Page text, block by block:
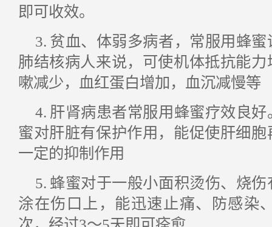
即可收效。
3. 贫血、体弱多病者，常服用蜂
肺结核病人来说，可使机体抵抗能
嗽减少，血红蛋白增加，血沉减慢等
4. 肝肾病患者常服用蜂蜜疗效良
蜜对肝脏有保护作用，能促使肝细
一定的抑制作用
5. 蜂蜜对于一般小面积烫伤、烧
涂在伤口上，能迅速止痛、防感染